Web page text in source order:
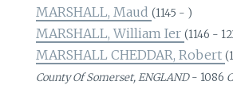
MARSHALL, Maud(1145 - )
MARSHALL, William Ier(1146 -
MARSHALL CHEDDAR, Robert
County Of Somerset, ENGLAND- 1086